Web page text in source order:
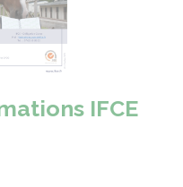
IFCE